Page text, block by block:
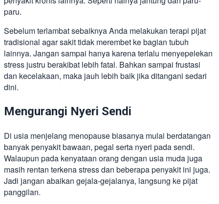
paru.
Sebelum terlambat sebaiknya Anda melakukan terapi pijat
tradisional agar sakit tidak merembet ke bagian tubuh
lainnya. Jangan sampai hanya karena terlalu menyepelekan
stress justru berakibat lebih fatal. Bahkan sampai frustasi
dan kecelakaan, maka jauh lebih baik jika ditangani sedari
dini.
Mengurangi Nyeri Sendi
Di usia menjelang menopause biasanya mulai berdatangan
banyak penyakit bawaan, pegal serta nyeri pada sendi.
Walaupun pada kenyataan orang dengan usia muda juga
masih rentan terkena stress dan beberapa penyakit ini juga.
Jadi jangan abaikan gejala-gejalanya, langsung ke pijat
panggilan.